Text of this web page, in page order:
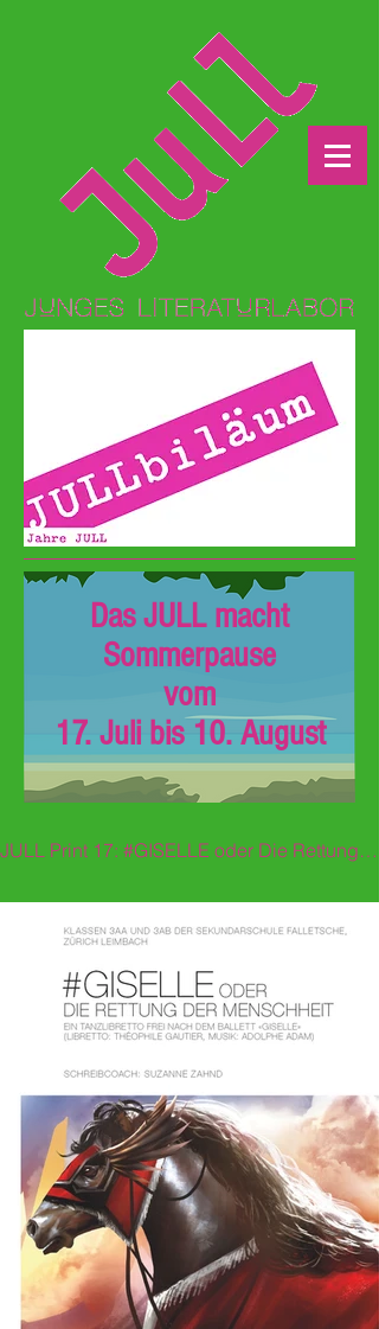
Das JULL macht
Sommerpause
vom
17. Juli bis 10. August
JULL Print 17: #GISELLE oder Die Rettung der Menschheit